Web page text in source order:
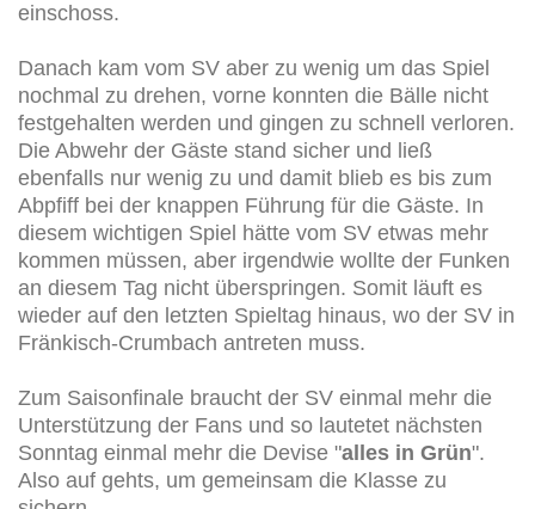
einschoss.
Danach kam vom SV aber zu wenig um das Spiel
nochmal zu drehen, vorne konnten die Bälle nicht
festgehalten werden und gingen zu schnell verloren.
Die Abwehr der Gäste stand sicher und ließ
ebenfalls nur wenig zu und damit blieb es bis zum
Abpfiff bei der knappen Führung für die Gäste. In
diesem wichtigen Spiel hätte vom SV etwas mehr
kommen müssen, aber irgendwie wollte der Funken
an diesem Tag nicht überspringen. Somit läuft es
wieder auf den letzten Spieltag hinaus, wo der SV in
Fränkisch-Crumbach antreten muss.
Zum Saisonfinale braucht der SV einmal mehr die
Unterstützung der Fans und so lautetet nächsten
Sonntag einmal mehr die Devise "alles in Grün".
Also auf gehts, um gemeinsam die Klasse zu